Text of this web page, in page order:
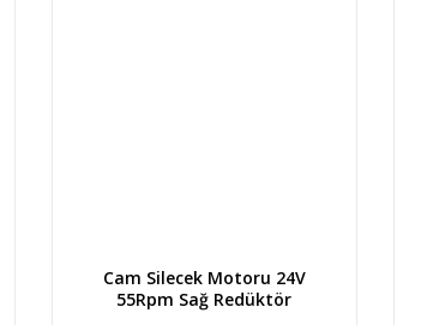
Cam Silecek Motoru 24V
55Rpm Sağ Redüktör